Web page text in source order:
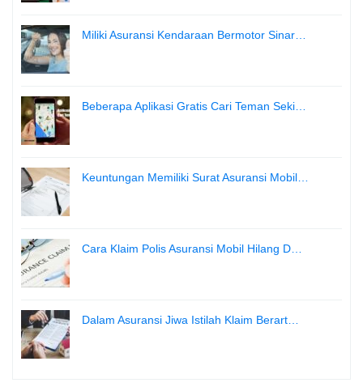
Miliki Asuransi Kendaraan Bermotor Sinar…
Beberapa Aplikasi Gratis Cari Teman Seki…
Keuntungan Memiliki Surat Asuransi Mobil…
Cara Klaim Polis Asuransi Mobil Hilang D…
Dalam Asuransi Jiwa Istilah Klaim Berart…